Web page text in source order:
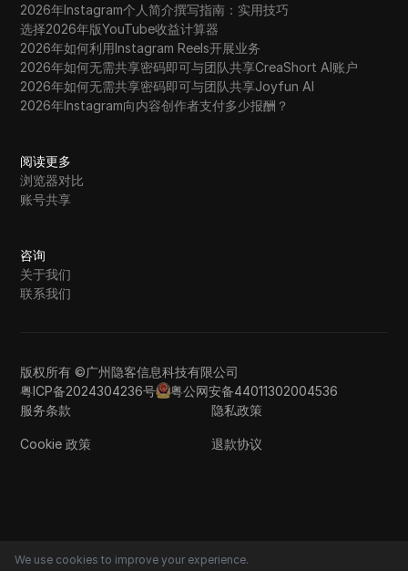
2026年Instagram个人简介撰写指南：实用技巧
选择2026年版YouTube收益计算器
2026年如何利用Instagram Reels开展业务
2026年如何无需共享密码即可与团队共享CreaShort AI账户
2026年如何无需共享密码即可与团队共享Joyfun AI
2026年Instagram向内容创作者支付多少报酬？
阅读更多
浏览器对比
账号共享
咨询
关于我们
联系我们
版权所有 ©广州隐客信息科技有限公司
粤ICP备2024304236号
粤公网安备44011302004536
服务条款
隐私政策
Cookie 政策 退款协议
We use cookies to improve your experience.